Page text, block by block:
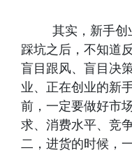
其实，新手创业
踩坑之后，不知道
盲目跟风、盲目决
业、正在创业的新
前，一定要做好市
求、消费水平、竞
二，进货的时候，